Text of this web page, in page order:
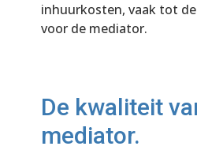
inhuurkosten, vaak tot
voor de mediator.
De kwaliteit
mediator.